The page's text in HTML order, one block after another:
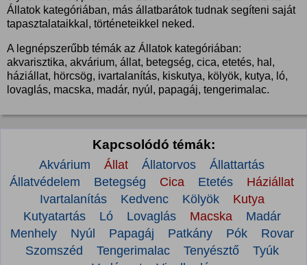
Állatok kategóriában, más állatbarátok tudnak segíteni saját
tapasztalataikkal, történeteikkel neked.
A legnépszerűbb témák az Állatok kategóriában:
akvarisztika, akvárium, állat, betegség, cica, etetés, hal,
háziállat, hörcsög, ivartalanítás, kiskutya, kölyök, kutya, ló,
lovaglás, macska, madár, nyúl, papagáj, tengerimalac.
Kapcsolódó témák:
Akvárium Állat Állatorvos
Állattartás
Állatvédelem
Betegség Cica Etetés
Háziállat
Ivartalanítás
Kedvenc Kölyök
Kutya
Kutyatartás
Ló Lovaglás Macska
Madár
Menhely
Nyúl Papagáj Patkány Pók
Rovar
Szomszéd
Tengerimalac Tenyésztő
Tyúk